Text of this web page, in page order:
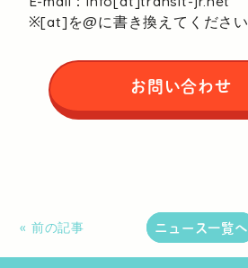
※[at]を@に書き換えてください
お問い合わせ
« 前の記事 ニュース一覧へ